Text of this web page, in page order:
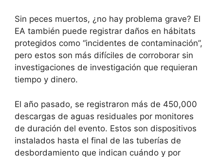
Sin peces muertos, ¿no hay problema grave? El
EA también puede registrar daños en hábitats
protegidos como “incidentes de contaminación”,
pero estos son más difíciles de corroborar sin
investigaciones de investigación que requieran
tiempo y dinero.
El año pasado, se registraron más de 450,000
descargas de aguas residuales por monitores
de duración del evento. Estos son dispositivos
instalados hasta el final de las tuberías de
desbordamiento que indican cuándo y por